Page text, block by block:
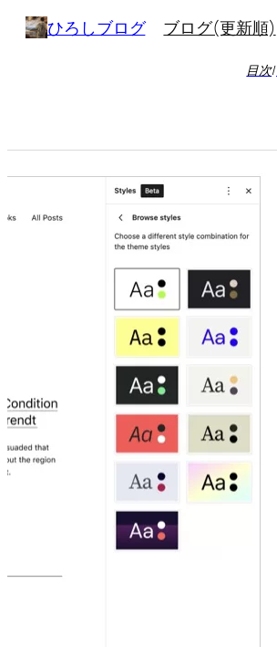
プ
ひろしブログ ブログ(更新順)
目次/